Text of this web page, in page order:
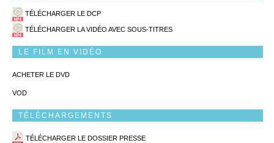
TÉLÉCHARGER LE DCP
TÉLÉCHARGER LA VIDÉO AVEC SOUS-TITRES
LE FILM EN VIDÉO
ACHETER LE DVD
VOD
TÉLÉCHARGEMENTS
TÉLÉCHARGER LE DOSSIER PRESSE